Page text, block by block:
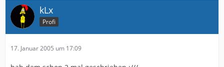
kLx
Profi
17. Januar 2005 um 17:09